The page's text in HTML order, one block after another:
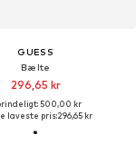
GUESS
Bælte
296,65 kr
500,00 kr
laveste pris:296,65 kr